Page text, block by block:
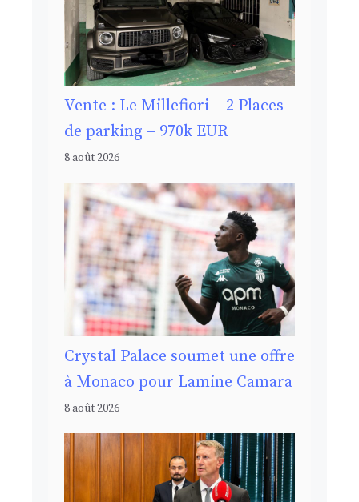
Vente : Le Millefiori – 2 Places
de parking – 970k EUR
8 août 2026
Crystal Palace soumet une offre
à Monaco pour Lamine Camara
8 août 2026